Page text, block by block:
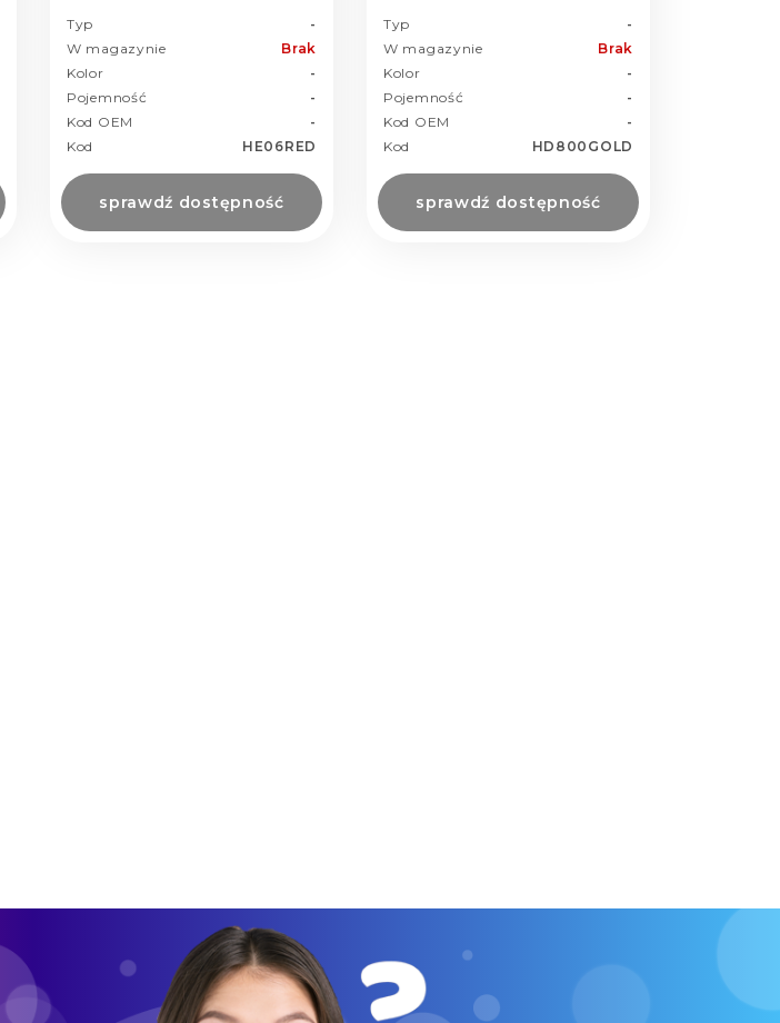
Typ
-
W magazynie
Brak
Kolor
-
Pojemność
-
Kod OEM
-
Kod
HE06RED
sprawdź dostępność
Typ
-
W magazynie
Brak
Kolor
-
Pojemność
-
Kod OEM
-
Kod
HD800GOLD
sprawdź dostępność